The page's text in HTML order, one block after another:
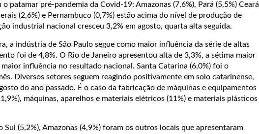
patamar pré-pandemia da Covid-19: Amazonas (7,6%), Pará (5,5%) Ceará
(2,6%) e Pernambuco (0,7%) estão acima do nível de produção de
industrial nacional cresceu 3,2% em agosto, quarta alta seguida.
a indústria de São Paulo segue como maior influência da série de altas
foi de 4,8%. O Rio de Janeiro apresentou alta de 3,3%, a sétima maior
influência no resultado nacional. Santa Catarina (6,0%) foi o
Diversos setores seguem reagindo positivamente em solo catarinense,
do ano passado. É o caso da fabricação de máquinas e equipamentos
máquinas, aparelhos e materiais elétricos (11%) e materiais plásticos
Sul (5,2%), Amazonas (4,9%) foram os outros locais que apresentaram